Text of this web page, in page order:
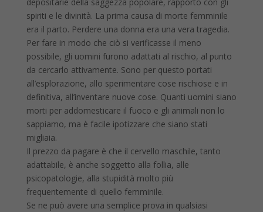
spiriti e le divinità. La prima causa di morte femminile
era il parto. Perdere una donna era una vera tragedia.
Per fare in modo che ciò si verificasse il meno
possibile, gli uomini furono adattati al rischio, al punto
da cercarlo attivamente. Sono per questo portati
all’esplorazione, allo sperimentare cose rischiose e in
definitiva, all’inventare nuove cose. Quanti uomini siano
morti per addomesticare il fuoco e gli animali non lo
sappiamo, ma è facile ipotizzare che siano stati
migliaia.
Il prezzo da pagare è che il cervello maschile, tanto
adattabile, è anche soggetto alla follia, alle
psicopatologie, alla stupidità molto più
frequentemente di quello femminile.
Se ne può avere una semplice prova in qualsiasi